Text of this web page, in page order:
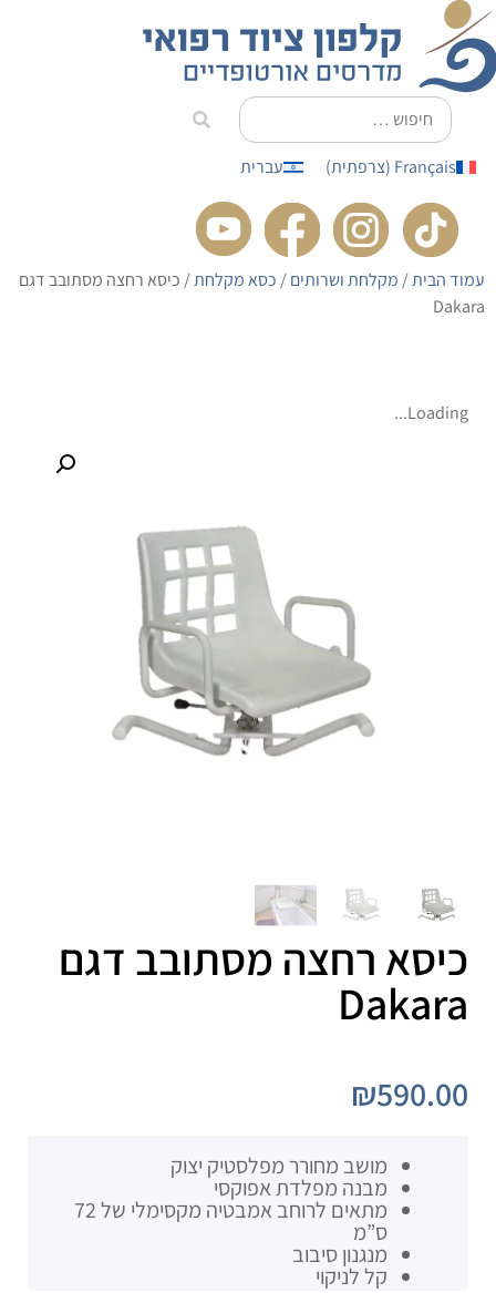
לתוכן
Français
(צרפתית) עברית
עמוד הבית/ מקלחת ושרותים/ כסא מקלחת/ כיסא רחצה מסתובב דגם
Dakara
Loading...
כיסא רחצה מסתובב דגם
Dakara
₪590.00
מושב מחורר מפלסטיק יצוק
מבנה מפלדת אפוקסי
מתאים לרוחב אמבטיה מקסימלי של 72
ס”מ
מנגנון סיבוב
קל לניקוי